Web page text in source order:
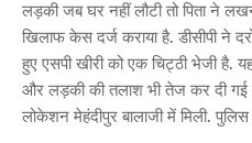
लड़की जब घर नहीं लौटी तो पिता ने
खिलाफ केस दर्ज कराया है. डीसीपी ने
हुए एसपी खीरी को एक चिट्ठी भेजी है.
और लड़की की तलाश भी तेज कर दी गई
लोकेशन मेहंदीपुर बालाजी में मिली. पुलिस